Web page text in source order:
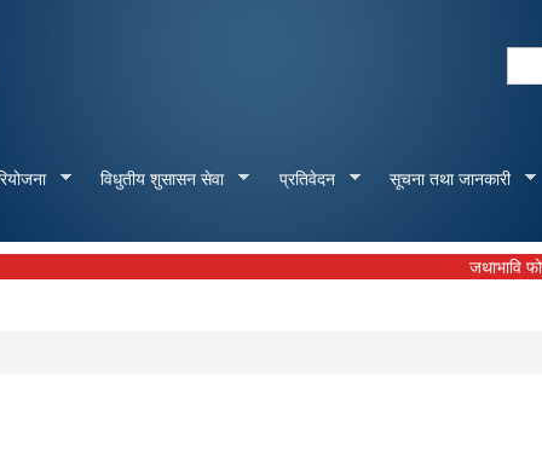
विधुतीय शुसासन सेवा प्रतिवेदन सूचना तथा जानकारी
जथाभावि